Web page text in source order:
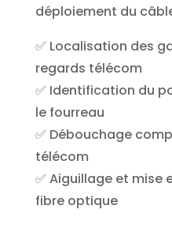
déploiement du
✅ Localisation des
regards télécom
✅ Identification du
le fourreau
✅ Débouchage
télécom
✅ Aiguillage et mise
fibre optique